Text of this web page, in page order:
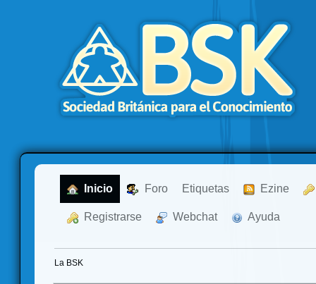
Inicio Foro Etiquetas Ezine
Registrarse Webchat Ayuda
La BSK